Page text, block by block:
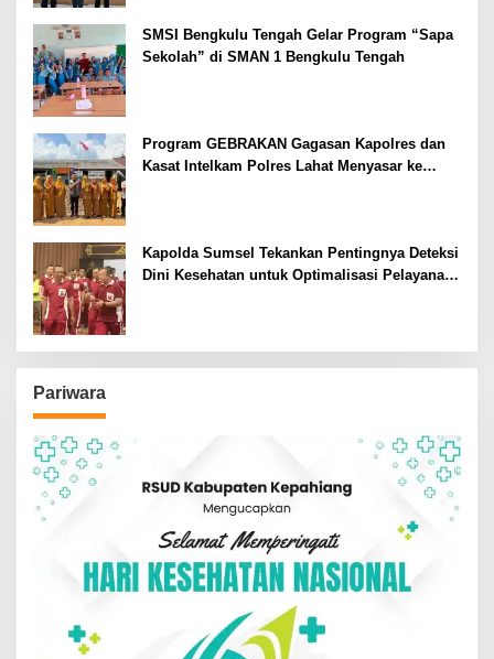
SMSI Bengkulu Tengah Gelar Program “Sapa
Sekolah” di SMAN 1 Bengkulu Tengah
Program GEBRAKAN Gagasan Kapolres dan
Kasat Intelkam Polres Lahat Menyasar ke
Kapolda Sumsel Tekankan Pentingnya Deteksi
Dini Kesehatan untuk Optimalisasi Pelayanan
Pariwara